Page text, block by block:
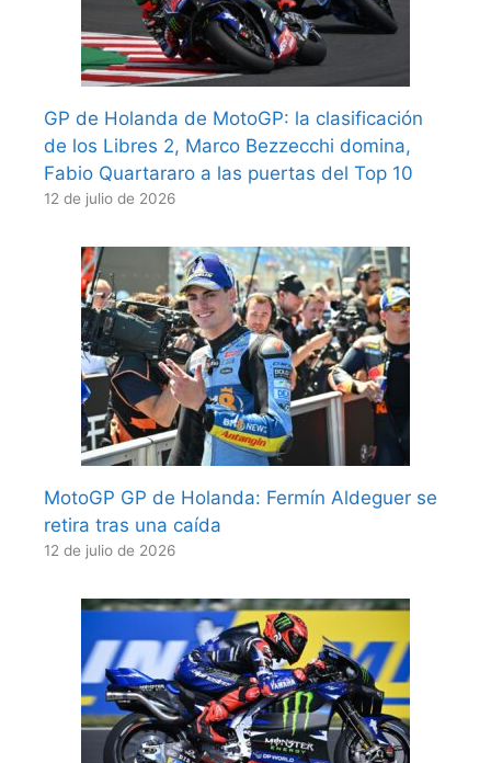
GP de Holanda de MotoGP: la clasificación
de los Libres 2, Marco Bezzecchi domina,
Fabio Quartararo a las puertas del Top 10
12 de julio de 2026
MotoGP GP de Holanda: Fermín Aldeguer se
retira tras una caída
12 de julio de 2026